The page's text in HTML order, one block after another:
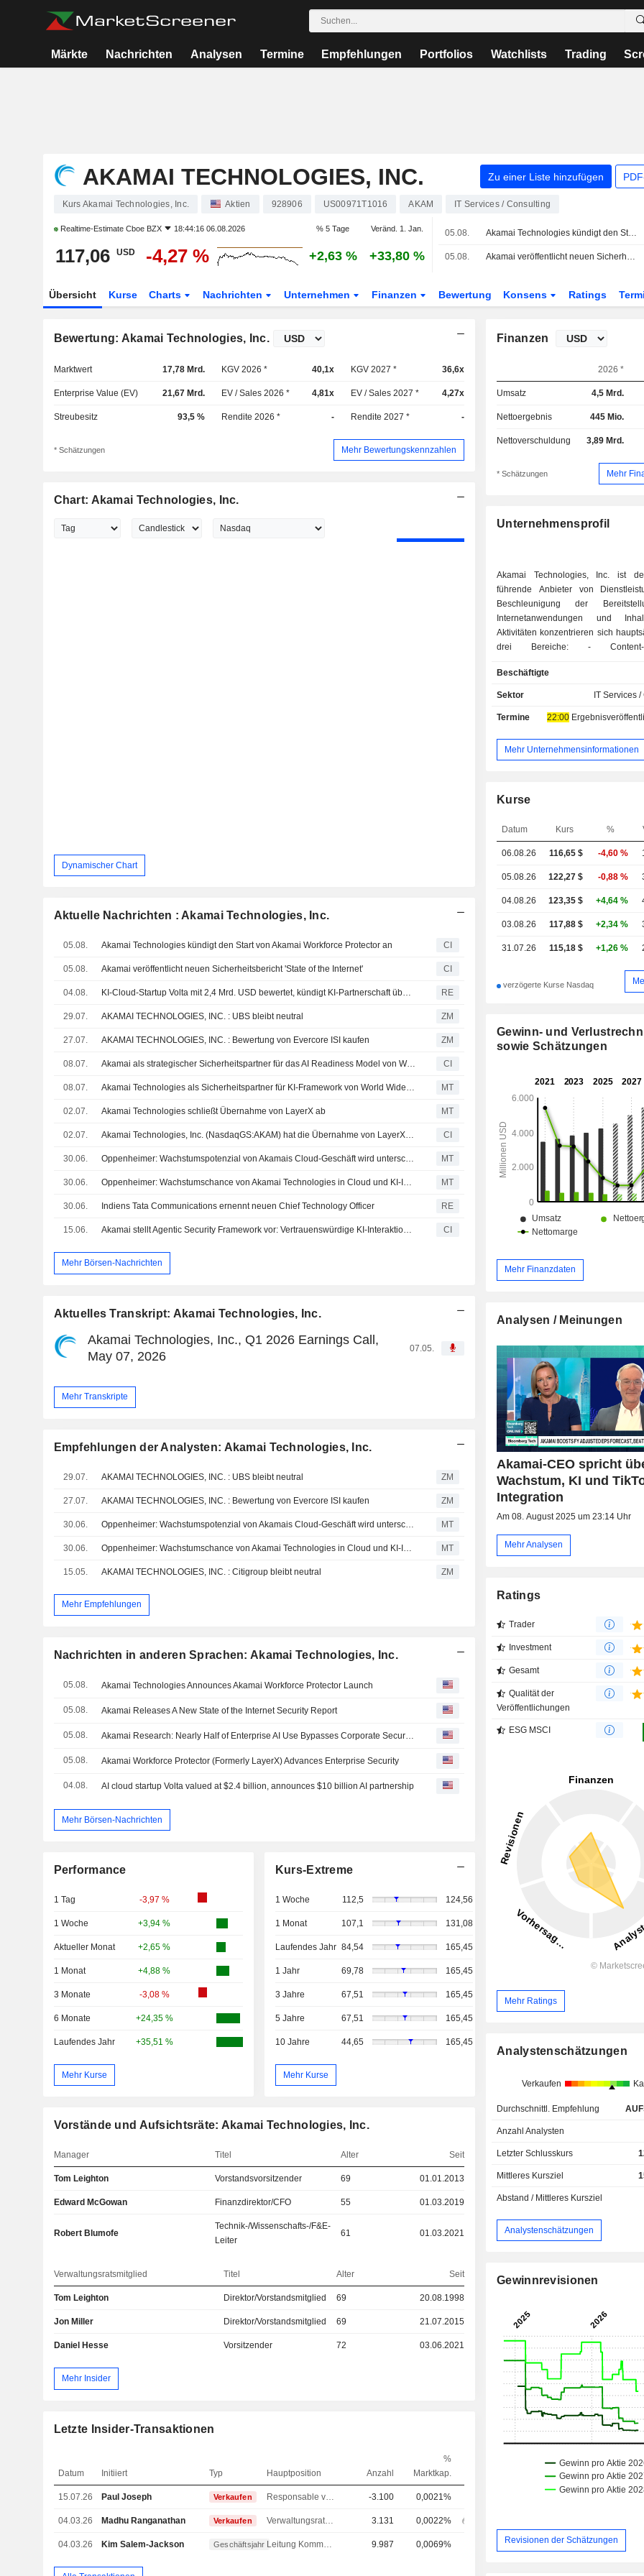
Märkte Nachrichten Analysen Termine Empfehlungen Portfolios Watchlists Trading
AKAMAI TECHNOLOGIES, INC. Zu einer Liste hinzufügen
Kurs Akamai Technologies, Inc. Aktien 928906 US00971T1016 AKAM IT Services / Consulting
Realtime-Estimate Cboe BZX 18:44:16 06.08.2026 % 5 Tage Veränd. 1. Jan.
117,06 USD -4,27 % +2,63 % +33,80 %
05.08. Akamai Technologies kündigt den Start von Akamai Workforce Protector an
05.08. Akamai veröffentlicht neuen Sicherheitsbericht 'State of the Internet'
Übersicht Kurse Charts Nachrichten Unternehmen Finanzen Bewertung Konsens Ratings
Bewertung: Akamai Technologies, Inc.
Marktwert 17,78 Mrd. KGV 2026 * 40,1x KGV 2027 * 36,6x
Enterprise Value (EV) 21,67 Mrd. EV / Sales 2026 * 4,81x EV / Sales 2027 * 4,27x
Streubesitz 93,5 % Rendite 2026 * - Rendite 2027 * -
* Schätzungen Mehr Bewertungskennzahlen
Chart: Akamai Technologies, Inc.
Dynamischer Chart
Aktuelle Nachrichten : Akamai Technologies, Inc.
05.08. Akamai Technologies kündigt den Start von Akamai Workforce Protector an CI
05.08. Akamai veröffentlicht neuen Sicherheitsbericht 'State of the Internet' CI
04.08. KI-Cloud-Startup Volta mit 2,4 Mrd. USD bewertet, kündigt KI-Partnerschaft über 10 Mrd. USD an RE
29.07. AKAMAI TECHNOLOGIES, INC. : UBS bleibt neutral ZM
27.07. AKAMAI TECHNOLOGIES, INC. : Bewertung von Evercore ISI kaufen ZM
08.07. Akamai als strategischer Sicherheitspartner für das AI Readiness Model von World Wide Technology für den Operational-Resilience-ARMOR-Framework ausgewählt CI
08.07. Akamai Technologies als Sicherheitspartner für KI-Framework von World Wide Technology ausgewählt MT
02.07. Akamai Technologies schließt Übernahme von LayerX ab MT
02.07. Akamai Technologies, Inc. (NasdaqGS:AKAM) hat die Übernahme von LayerX Security Ltd. abgeschlossen CI
30.06. Oppenheimer: Wachstumspotenzial von Akamais Cloud-Geschäft wird unterschätzt MT
30.06. Oppenheimer: Wachstumschance von Akamai Technologies in Cloud und KI-Inferenz wird unterschätzt MT
30.06. Indiens Tata Communications ernennt neuen Chief Technology Officer RE
15.06. Akamai stellt Agentic Security Framework vor: Vertrauenswürdige KI-Interaktionen und E-Commerce im Fokus CI
Mehr Börsen-Nachrichten
Aktuelles Transkript: Akamai Technologies, Inc.
Akamai Technologies, Inc., Q1 2026 Earnings Call,
May 07, 2026
07.05.
Mehr Transkripte
Empfehlungen der Analysten: Akamai Technologies, Inc.
29.07. AKAMAI TECHNOLOGIES, INC. : UBS bleibt neutral ZM
27.07. AKAMAI TECHNOLOGIES, INC. : Bewertung von Evercore ISI kaufen ZM
30.06. MT
30.06. MT
15.05. AKAMAI TECHNOLOGIES, INC. : Citigroup bleibt neutral ZM
Mehr Empfehlungen
Nachrichten in anderen Sprachen: Akamai Technologies, Inc.
05.08. Akamai Technologies Announces Akamai Workforce Protector Launch
05.08. Akamai Releases A New State of the Internet Security Report
05.08. Akamai Research: Nearly Half of Enterprise AI Use Bypasses Corporate Security, Creating Massive “Shadow AI” Visibility Gaps
05.08. Akamai Workforce Protector (Formerly LayerX) Advances Enterprise Security
04.08. AI cloud startup Volta valued at $2.4 billion, announces $10 billion AI partnership
Mehr Börsen-Nachrichten
Performance
1 Tag -3,97 %
1 Woche +3,94 %
Aktueller Monat +2,65 %
1 Monat +4,88 %
3 Monate -3,08 %
6 Monate +24,35 %
Laufendes Jahr +35,51 %
Mehr Kurse
Kurs-Extreme
1 Woche 112,5 124,56
1 Monat 107,1 131,08
Laufendes Jahr 84,54 165,45
1 Jahr 69,78 165,45
3 Jahre 67,51 165,45
5 Jahre 67,51 165,45
10 Jahre 44,65 165,45
Mehr Kurse
Vorstände und Aufsichtsräte: Akamai Technologies, Inc.
Manager Titel Alter Seit
Tom Leighton Vorstandsvorsitzender 69 01.01.2013
Edward McGowan Finanzdirektor/CFO 55 01.03.2019
Robert Blumofe
Technik-/Wissenschafts-/F&E-
Leiter
61 01.03.2021
Verwaltungsratsmitglied Titel Alter Seit
Tom Leighton Direktor/Vorstandsmitglied 69 20.08.1998
Jon Miller Direktor/Vorstandsmitglied 69 21.07.2015
Daniel Hesse Vorsitzender 72 03.06.2021
Mehr Insider
Letzte Insider-Transaktionen
Datum Initiiert Typ Hauptposition Anzahl
%
Marktkap.
15.07.26 Paul Joseph Verkaufen -3.100 0,0021%
04.03.26 Madhu Ranganathan Verkaufen 3.131 0,0022%
04.03.26 Kim Salem-Jackson Geschäftsjahr 9.987 0,0069%
Finanzen
2026 *
Umsatz 4,5 Mrd.
Nettoergebnis 445 Mio.
Nettoverschuldung 3,89 Mrd.
* Schätzungen Mehr
Unternehmensprofil
Akamai Technologies, Inc. ist
führende Anbieter von
Beschleunigung der
Internetanwendungen und
Aktivitäten konzentrieren sich
drei Bereiche: - Content-Verteilung:
Datenströmen, Medieninhalten,
Anwendungen usw.; - Entwicklung von
zur Erfassung von
Datenverwaltung,
der Anwendungsleistung, sichere
Beschäftigte
Sektor IT Services
Termine 22:00
Mehr Unternehmensinformationen
Kurse
Datum Kurs %
06.08.26 116,65$ -4,60 %
05.08.26 122,27 $ -0,88 %
04.08.26 123,35 $ +4,64 %
03.08.26 117,88 $ +2,34 %
31.07.26 115,18 $ +1,26 %
verzögerte Kurse Nasdaq
Gewinn- und
sowie Schätzungen
Mehr Finanzdaten
Analysen / Meinungen
Akamai-CEO spricht
Wachstum, KI und
Integration
Am 08. August 2025 um 23:14 Uhr
Mehr Analysen
Ratings
Trader
Investment
Gesamt
Qualität der
Veröffentlichungen
ESG MSCI
Mehr Ratings
Analystenschätzungen
Verkaufen
Durchschnittl. Empfehlung
Anzahl Analysten
Letzter Schlusskurs
Mittleres Kursziel
Abstand / Mittleres Kursziel
Analystenschätzungen
Gewinnrevisionen
Revisionen der Schätzungen